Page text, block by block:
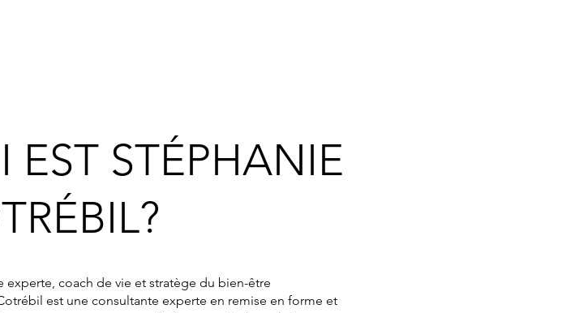
EST STÉPHANIE
experte, coach de vie et stratège du bien-être
est une consultante experte en remise en forme et